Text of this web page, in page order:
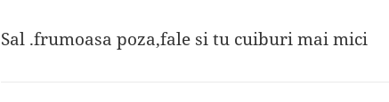
Sal .frumoasa poza,fale si tu cuiburi mai mici